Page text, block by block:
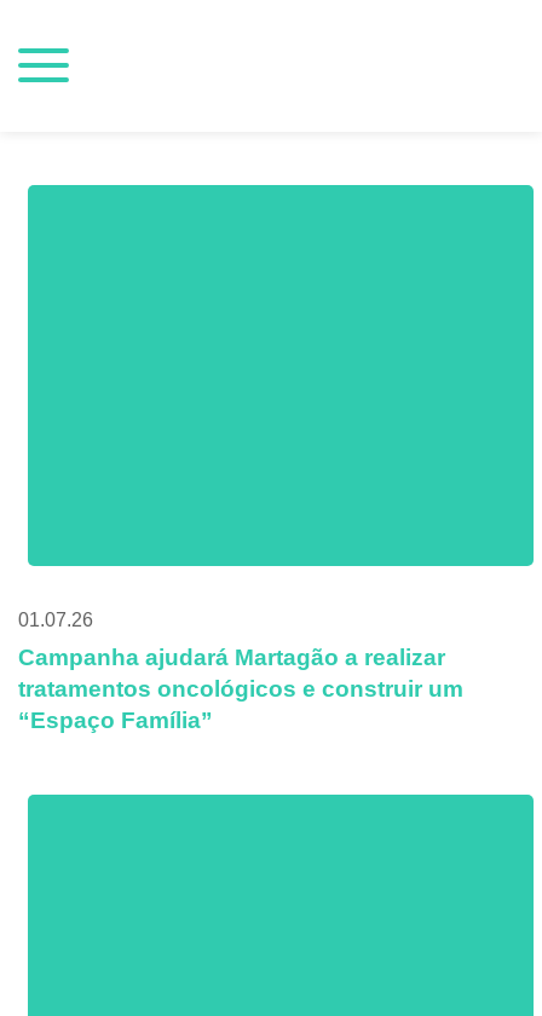
01.07.26
Campanha ajudará Martagão a realizar
tratamentos oncológicos e construir um
“Espaço Família”